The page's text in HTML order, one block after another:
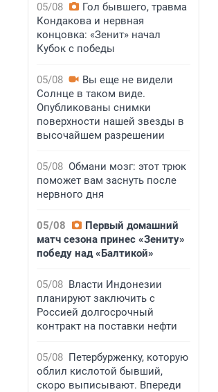
05/08
Гол бывшего, травма
Кондакова и нервная
концовка: «Зенит» начал
Кубок с победы
05/08
Вы еще не видели
Солнце в таком виде.
Опубликованы снимки
поверхности нашей звезды в
высочайшем разрешении
05/08 Обмани мозг: этот трюк
поможет вам заснуть после
нервного дня
05/08
Первый домашний
матч сезона принес «Зениту»
победу над «Балтикой»
05/08 Власти Индонезии
планируют заключить с
Россией долгосрочный
контракт на поставки нефти
05/08 Петербурженку, которую
облил кислотой бывший,
скоро выписывают. Впереди